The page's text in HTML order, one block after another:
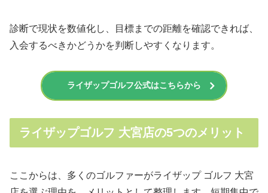
診断で現状を数値化し、目標までの距離を確認できれば、
入会するべきかどうかを判断しやすくなります。
ライザップゴルフ公式はこちらから
ライザップゴルフ 大宮店の5つのメリット
ここからは、多くのゴルファーがライザップ ゴルフ 大宮